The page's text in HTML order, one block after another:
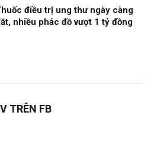
điều trị ung thư ngày càng
nhiều phác đồ vượt 1 tỷ đồng
TRÊN FB